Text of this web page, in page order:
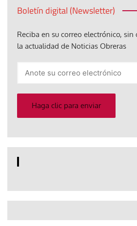
Boletín digital (Newsletter)
Reciba en su correo electrónico, sin
la actualidad de Noticias Obreras
electrónico
Haga clic para enviar